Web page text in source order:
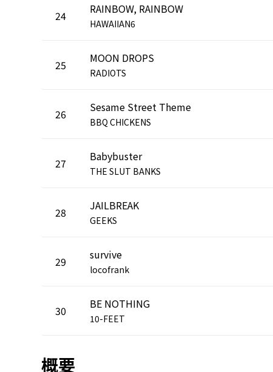
24 RAINBOW, RAINBOW
HAWAIIAN6
25 MOON DROPS
RADIOTS
26 Sesame Street Theme
BBQ CHICKENS
27 Babybuster
THE SLUT BANKS
28 JAILBREAK
GEEKS
29 survive
locofrank
30 BE NOTHING
10-FEET
概要